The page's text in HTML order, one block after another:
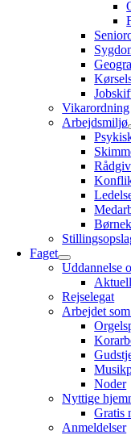
Vikarordning
Arbejdsmiljø
Faget
Uddannelse
Rejselegat
Arbejdet
Noder
Nyttige
Gratis
Anmeldelser